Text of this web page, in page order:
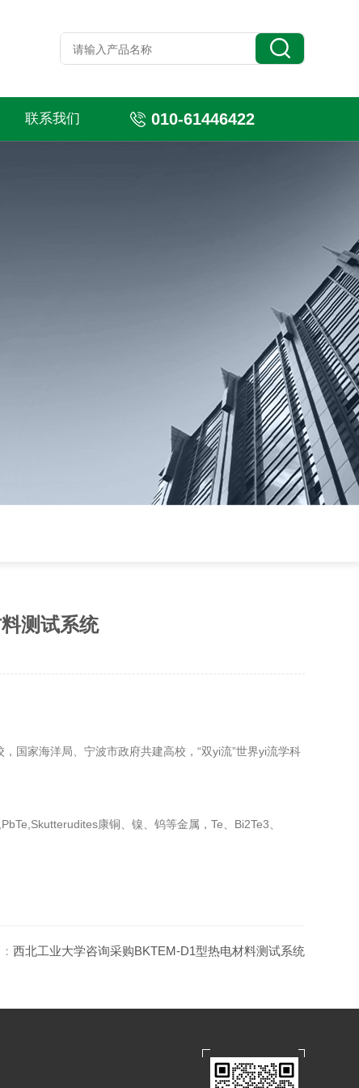
联系我们 010-61446422
测试系统
国家海洋局、宁波市政府共建高校，“双yi流”世界yi流学科
康铜、镍、钨等金属，Te、Bi2Te3、
西北工业大学咨询采购BKTEM-D1型热电材料测试系统